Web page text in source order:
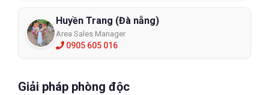
Huyền Trang (Đà nẵng)
Area Sales Manager
0905 605 016
Giải pháp phòng độc